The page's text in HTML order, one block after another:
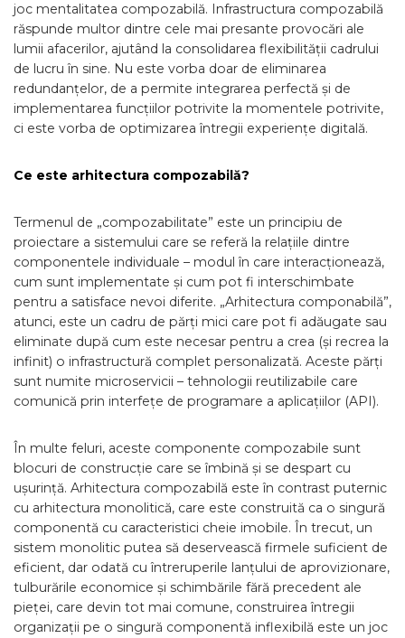
joc mentalitatea compozabilă. Infrastructura compozabilă
răspunde multor dintre cele mai presante provocări ale
lumii afacerilor, ajutând la consolidarea flexibilității cadrului
de lucru în sine. Nu este vorba doar de eliminarea
redundanțelor, de a permite integrarea perfectă și de
implementarea funcțiilor potrivite la momentele potrivite,
ci este vorba de optimizarea întregii experiențe digitală.
Ce este arhitectura compozabilă?
Termenul de „compozabilitate” este un principiu de
proiectare a sistemului care se referă la relațiile dintre
componentele individuale – modul în care interacționează,
cum sunt implementate și cum pot fi interschimbate
pentru a satisface nevoi diferite. „Arhitectura componabilă”,
atunci, este un cadru de părți mici care pot fi adăugate sau
eliminate după cum este necesar pentru a crea (și recrea la
infinit) o infrastructură complet personalizată. Aceste părți
sunt numite microservicii – tehnologii reutilizabile care
comunică prin interfețe de programare a aplicațiilor (API).
În multe feluri, aceste componente compozabile sunt
blocuri de construcție care se îmbină și se despart cu
ușurință. Arhitectura compozabilă este în contrast puternic
cu arhitectura monolitică, care este construită ca o singură
componentă cu caracteristici cheie imobile. În trecut, un
sistem monolitic putea să deservească firmele suficient de
eficient, dar odată cu întreruperile lanțului de aprovizionare,
tulburările economice și schimbările fără precedent ale
pieței, care devin tot mai comune, construirea întregii
organizații pe o singură componentă inflexibilă este un joc